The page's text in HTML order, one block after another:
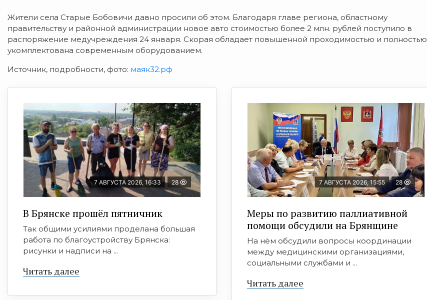
Жители села Старые Бобовичи давно просили об этом. Благодаря главе региона, областному
правительству и районной администрации новое авто стоимостью более 2 млн. рублей поступило в
распоряжение медучреждения 24 января. Скорая обладает повышенной проходимостью и полностью
укомплектована современным оборудованием.
Источник, подробности, фото: маяк32.рф
7 АВГУСТА 2026, 16:33 28
В Брянске прошёл пятничник
Так общими усилиями проделана большая
работа по благоустройству Брянска:
рисунки и надписи на ...
Читать далее
7 АВГУСТА 2026, 15:55 28
Меры по развитию паллиативной
помощи обсудили на Брянщине
На нём обсудили вопросы координации
между медицинскими организациями,
социальными службами и ...
Читать далее